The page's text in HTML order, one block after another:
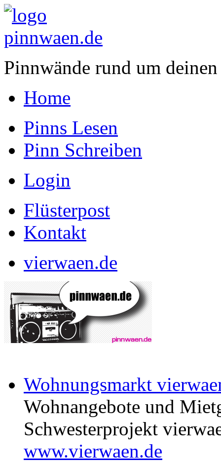
Pinnwände rund um
Home
Pinns Lesen
Pinn Schreiben
Login
Flüsterpost
Kontakt
vierwaen.de
Wohnungsmarkt
Wohnangebote und
Schwesterprojekt
www.vierwaen.de